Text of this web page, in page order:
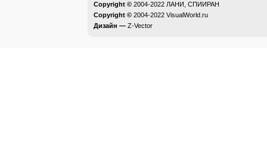
Copyright © 2004-2022 ЛАНИ, СПИИРАН
Copyright © 2004-2022 VisualWorld.ru
Дизайн — Z-Vector